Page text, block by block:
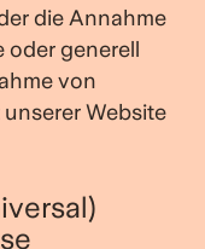
die Annahme
oder generell
von
Website